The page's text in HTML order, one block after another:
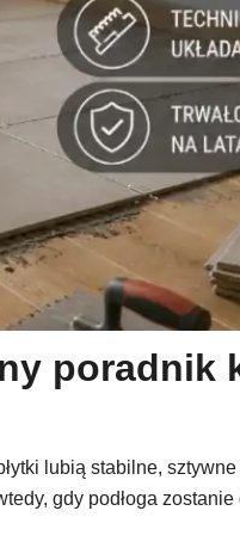
poradnik
lubią stabilne,
gdy podłoga zostanie